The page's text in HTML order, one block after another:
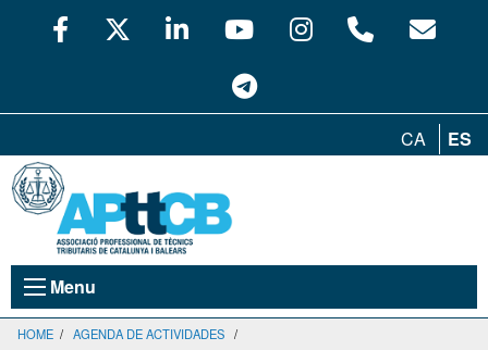
CA ES
Menu
HOME / AGENDA DE ACTIVIDADES /